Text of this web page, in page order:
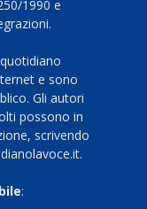
1990 e
e sono
Gli autori
possono in
scrivendo
: